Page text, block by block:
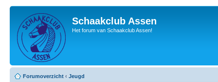
Schaakclub Assen
Het forum van Schaakclub Assen!
Forumoverzicht ‹ Jeugd